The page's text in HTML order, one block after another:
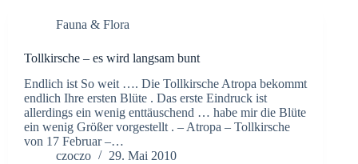
Fauna & Flora
Tollkirsche – es wird langsam bunt
Endlich ist So weit …. Die Tollkirsche Atropa bekommt
endlich Ihre ersten Blüte . Das erste Eindruck ist
allerdings ein wenig enttäuschend … habe mir die Blüte
ein wenig Größer vorgestellt . – Atropa – Tollkirsche
von 17 Februar –…
czoczo
29. Mai 2010